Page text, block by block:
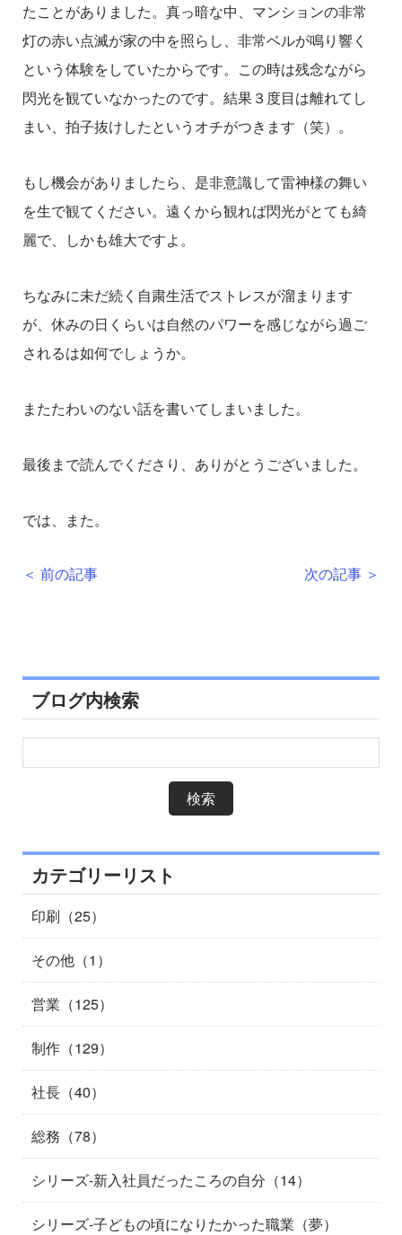
たことがありました。真っ暗な中、マンションの非常
灯の赤い点滅が家の中を照らし、非常ベルが鳴り響く
という体験をしていたからです。この時は残念ながら
閃光を観ていなかったのです。結果３度目は離れてし
まい、拍子抜けしたというオチがつきます（笑）。
もし機会がありましたら、是非意識して雷神様の舞い
を生で観てください。遠くから観れば閃光がとても綺
麗で、しかも雄大ですよ。
ちなみに未だ続く自粛生活でストレスが溜まります
が、休みの日くらいは自然のパワーを感じながら過ご
されるは如何でしょうか。
またたわいのない話を書いてしまいました。
最後まで読んでくださり、ありがとうございました。
では、また。
＜ 前の記事 次の記事 ＞
ブログ内検索
カテゴリーリスト
印刷（25）
その他（1）
営業（125）
制作（129）
社長（40）
総務（78）
シリーズ-新入社員だったころの自分（14）
シリーズ-子どもの頃になりたかった職業（夢）